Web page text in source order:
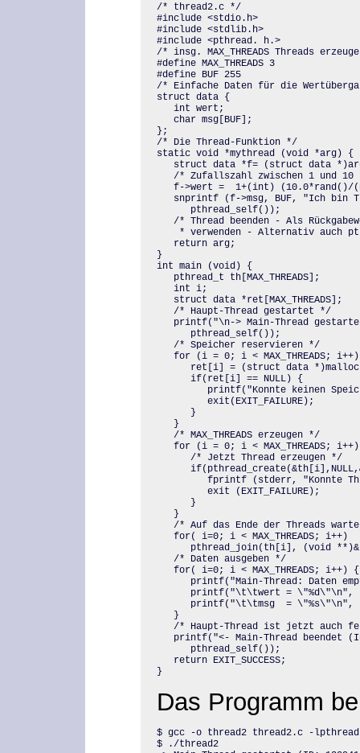
/* thread2.c */
#include <stdio.h>
#include <stdlib.h>
#include <pthread. h.>
/* insg. MAX_THREADS Threads
#define MAX_THREADS 3
#define BUF 255
/* Einfache Daten für die
struct data {
int wert;
char msg[BUF];
};
/* Die Thread-Funktion */
static void *mythread (void *arg) {
struct data *f= (struct data
/* Zufallszahl zwischen 1 und 10
f->wert =  1+(int) (10.0*rand()/
snprintf (f->msg, BUF, "Ich bin
pthread_self());
/* Thread beenden - Als
* verwenden - Alternativ auch
return arg;
}
int main (void) {
pthread_t th[MAX_THREADS];
int i;
struct data *ret[MAX_THREADS];
/* Haupt-Thread gestartet */
printf("\n-> Main-Thread
pthread_self());
/* Speicher reservieren */
for (i = 0; i < MAX_THREADS;
ret[i] = (struct data
if(ret[i] == NULL) {
printf("Konnte keinen
exit(EXIT_FAILURE);
}
}
/* MAX_THREADS erzeugen */
for (i = 0; i < MAX_THREADS;
/* Jetzt Thread erzeugen */
fprintf (stderr, "Konnte
exit (EXIT_FAILURE);
}
}
/* Auf das Ende der Threads
for( i=0; i < MAX_THREADS; i++)
pthread_join(th[i], (void
/* Daten ausgeben */
for( i=0; i < MAX_THREADS; i++) {
printf("Main-Thread: Daten
printf("\t\twert = \"%d\"\n",
printf("\t\tmsg  = \"%s\"\n",
}
/* Haupt-Thread ist jetzt auch
printf("<- Main-Thread beendet
pthread_self());
return EXIT_SUCCESS;
}
Das Programm
$ gcc -o thread2 thread2.c -lpthread
$ ./thread2